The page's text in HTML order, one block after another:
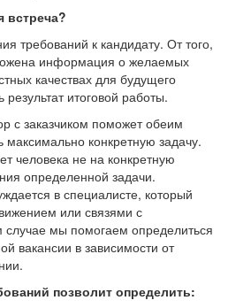
встреча?
требований к кандидату. От того,
информация о желаемых
качествах для будущего
результат итоговой работы.
с заказчиком поможет обеим
конкретную задачу.
человека не на конкретную
определенной задачи.
в специалисте, который
или связями с
мы помогаем определиться
вакансии в зависимости от
позволит определить: